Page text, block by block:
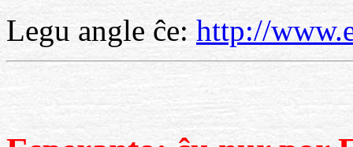
Legu angle ĉe: http://